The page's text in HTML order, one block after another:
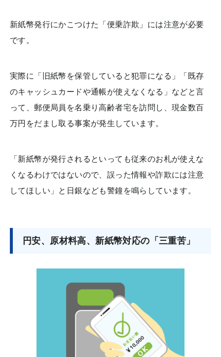
新紙幣発行にかこつけた「便乗詐欺」には注意が必要
です。
実際に「旧紙幣を保管していると犯罪になる」「既存
のキャッシュカードや通帳が使えなくなる」などと言
って、郵便局員を名乗り高齢者宅を訪問し、現金数百
万円をだまし取る事案が発生しています。
「新紙幣が発行されるといっても従来のお札が使えな
くなるわけではないので、誤った情報や詐欺には注意
してほしい」と日銀なども警鐘を鳴らしています。
円安、原材料高、新紙幣対応の「三重苦」